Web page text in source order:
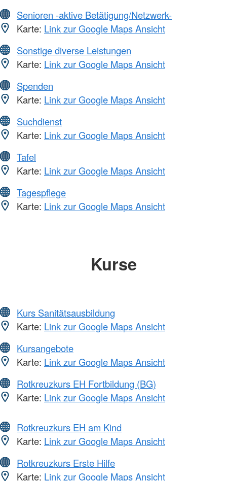
Senioren -aktive Betätigung/Netzwerk-
Karte: Link zur Google Maps Ansicht
Sonstige diverse Leistungen
Karte: Link zur Google Maps Ansicht
Spenden
Karte: Link zur Google Maps Ansicht
Suchdienst
Karte: Link zur Google Maps Ansicht
Tafel
Karte: Link zur Google Maps Ansicht
Tagespflege
Karte: Link zur Google Maps Ansicht
Kurse
Kurs Sanitätsausbildung
Karte: Link zur Google Maps Ansicht
Kursangebote
Karte: Link zur Google Maps Ansicht
Rotkreuzkurs EH Fortbildung (BG)
Karte: Link zur Google Maps Ansicht
Rotkreuzkurs EH am Kind
Karte: Link zur Google Maps Ansicht
Rotkreuzkurs Erste Hilfe
Karte: Link zur Google Maps Ansicht